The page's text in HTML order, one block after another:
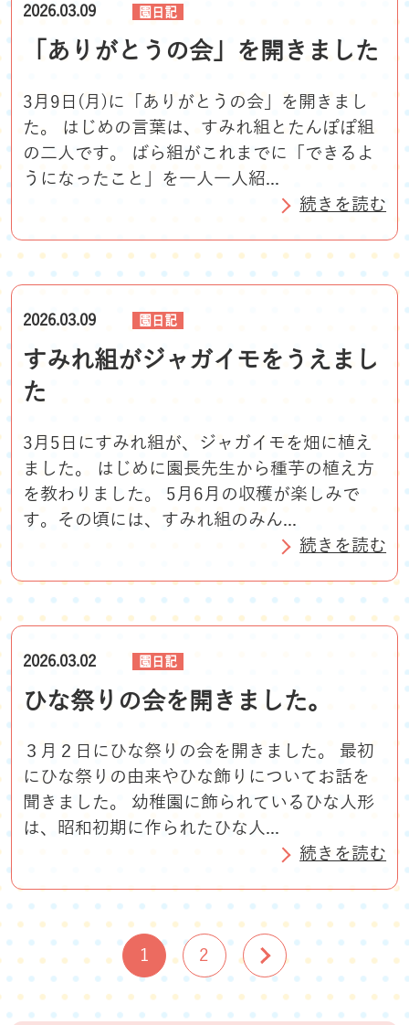
2026.03.09 園日記
「ありがとうの会」を開きました
3月9日(月)に「ありがとうの会」を開きまし
た。 はじめの言葉は、すみれ組とたんぽぽ組
の二人です。 ばら組がこれまでに「できるよ
うになったこと」を一人一人紹...
続きを読む
2026.03.09 園日記
すみれ組がジャガイモをうえまし
た
3月5日にすみれ組が、ジャガイモを畑に植え
ました。 はじめに園長先生から種芋の植え方
を教わりました。 5月6月の収穫が楽しみで
す。その頃には、すみれ組のみん...
続きを読む
2026.03.02 園日記
ひな祭りの会を開きました。
３月２日にひな祭りの会を開きました。 最初
にひな祭りの由来やひな飾りについてお話を
聞きました。 幼稚園に飾られているひな人形
は、昭和初期に作られたひな人...
続きを読む
1 2